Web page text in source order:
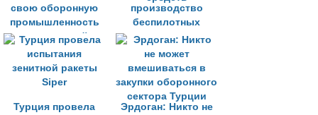
свою оборонную
промышленность
независимой
производство
беспилотных
наземных
транспортных
средств
Турция провела
Эрдоган: Никто не